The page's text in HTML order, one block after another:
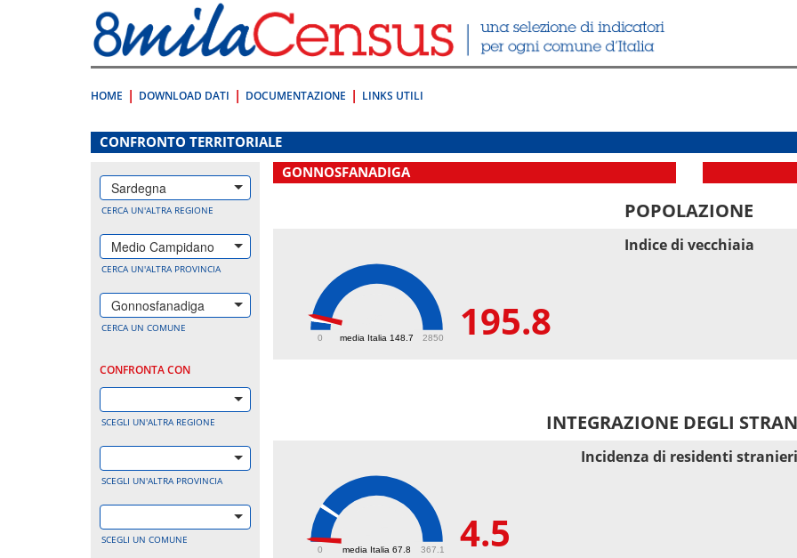
direttamente
a:
Contenuto
HOME DOWNLOAD DATI DOCUMENTAZIONE LINKS UTILI
.
CONFRONTO TERRITORIALE
Sardegna
CERCA UN'ALTRA REGIONE
Medio Campidano
CERCA UN'ALTRA PROVINCIA
Gonnosfanadiga
CERCA UN COMUNE
CONFRONTA CON
SCEGLI UN'ALTRA REGIONE
SCEGLI UN'ALTRA PROVINCIA
SCEGLI UN COMUNE
GONNOSFANADIGA
POPOLAZIONE
media Italia 148.7
0 2850 195.8
Indice di vecchiaia
INTEGRAZIONE DEGLI
media Italia 67.8
0 367.1 4.5
Incidenza di residenti stranieri